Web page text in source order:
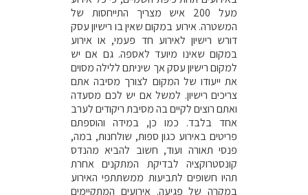
מעל 200 איש מצריך התייחסות של
המשטרה. אירוע במקום שאין בו רישיון עסק
דורש רישיון לאירוע חד פעמי, או אירוע
במקום שאינו מיועד לאספה. גם אם יש
למקום רישיון עסק אך שיניתם ללילה מסוים
את ייעודו של המקום לצורך מסיבה אתם
צריכים רישיון. למשל אם יש לכם מסעדה
ואתם רוצים לקיים בה מסיבת ריקודים לערב
אחד בלבד. כמו כן, במידה והוספתם
פריטים באירוע כגון ספות, שולחנות, במה,
פנסי תאורה ועוד, חשוב להביא מהנדס
קונסטרוקציה לבדיקת המתקנים אחרת
תהיו חשופים לתביעות ממשתתפי האירוע
במקרה של פגיעה. אירועים המתקיימים